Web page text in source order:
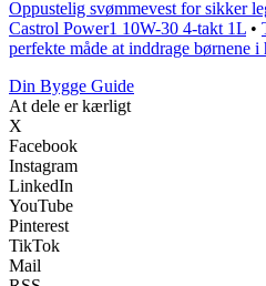
Oppustelig svømmevest for sikker
Castrol Power1 10W-30 4-takt 1L •
perfekte måde at inddrage børnene i
Din Bygge Guide
At dele er kærligt
X
Facebook
Instagram
LinkedIn
YouTube
Pinterest
TikTok
Mail